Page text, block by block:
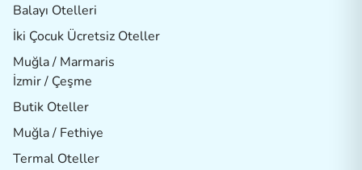
Balayı Otelleri
İki Çocuk Ücretsiz Oteller
Muğla / Marmaris
İzmir / Çeşme
Butik Oteller
Muğla / Fethiye
Termal Oteller